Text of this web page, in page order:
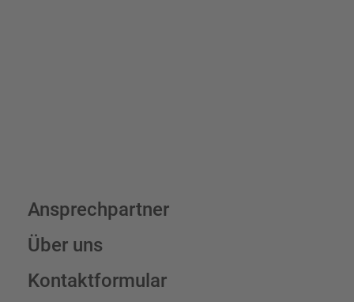
Ansprechpartner
Über uns
Kontaktformular